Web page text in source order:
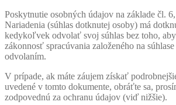
Poskytnutie osobných údajov na základe čl.
Nariadenia (súhlas dotknutej osoby) má
kedykoľvek odvolať svoj súhlas bez toho,
zákonnosť spracúvania založeného na
odvolaním.
V prípade, ak máte záujem získať
uvedené v tomto dokumente, obráťte sa,
zodpovednú za ochranu údajov (viď nižšie).